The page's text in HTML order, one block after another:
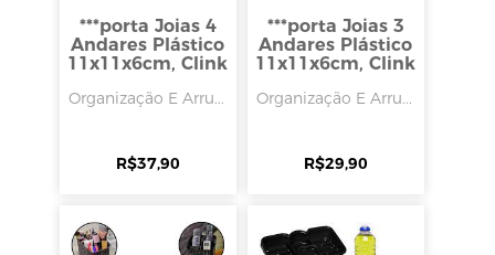
***porta Joias 4
Andares Plástico
11x11x6cm, Clink
Organização E Arru...
R$37,90
***porta Joias 3
Andares Plástico
11x11x6cm, Clink
Organização E Arru...
R$29,90